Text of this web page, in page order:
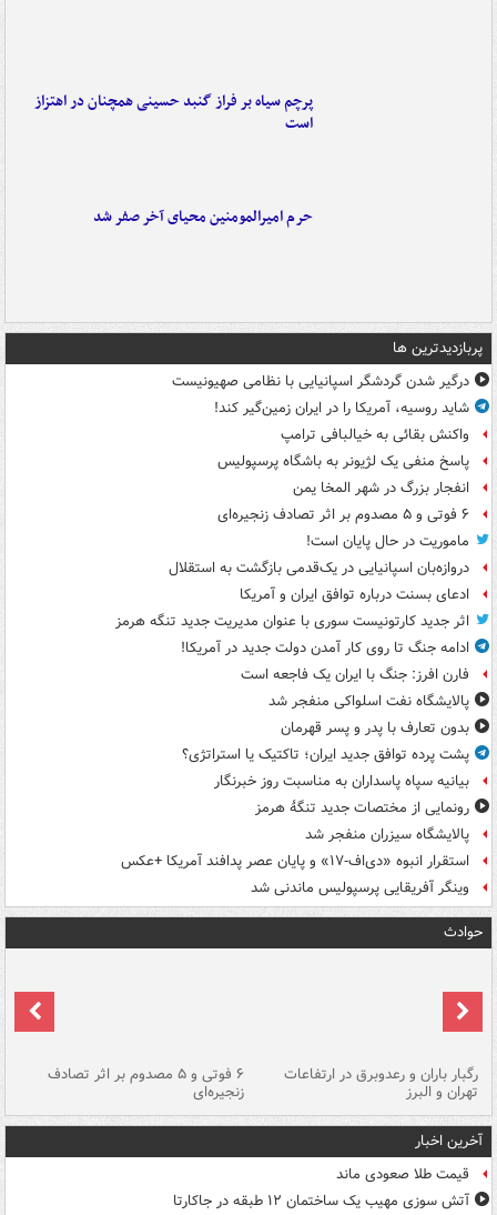
پرچم سیاه بر فراز گنبد حسینی همچنان در اهتزاز
است
حرم امیرالمومنین محیای آخر صفر شد
پربازدیدترین ها
درگیر شدن گردشگر اسپانیایی با نظامی صهیونیست
شاید روسیه، آمریکا را در ایران زمین‌گیر کند!
واکنش بقائی به خیالبافی ترامپ
پاسخ منفی یک لژیونر به باشگاه پرسپولیس
انفجار بزرگ در شهر المخا یمن
۶ فوتی و ۵ مصدوم بر اثر تصادف زنجیره‌ای
ماموریت در حال پایان است!
دروازه‌بان اسپانیایی در یک‌قدمی بازگشت به استقلال
ادعای بسنت درباره توافق ایران و آمریکا
اثر جدید کارتونیست سوری با عنوان مدیریت جدید تنگه هرمز
ادامه جنگ تا روی کار آمدن دولت جدید در آمریکا!
فارن افرز: جنگ با ایران یک فاجعه است
پالایشگاه نفت اسلواکی منفجر شد
بدون تعارف با پدر و پسر قهرمان
پشت پرده توافق جدید ایران؛ تاکتیک یا استراتژی؟
بیانیه سپاه پاسداران به مناسبت روز خبرنگار
رونمایی از مختصات جدید تنگۀ هرمز
پالایشگاه سیزران منفجر شد
استقرار انبوه «دی‌اف‑۱۷» و پایان عصر پدافند آمریکا +عکس
وینگر آفریقایی پرسپولیس ماندنی شد
حوادث
رگبار باران و رعدوبرق در ارتفاعات
تهران و البرز
۶ فوتی و ۵ مصدوم بر اثر تصادف
زنجیره‌ای
آخرین اخبار
قیمت طلا صعودی ماند
آتش سوزی مهیب یک ساختمان ۱۲ طبقه در جاکارتا